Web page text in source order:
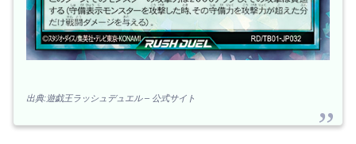
出典:遊戯王ラッシュデュエル – 公式サイト